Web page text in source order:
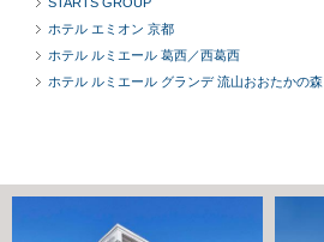
ホテル エミオン 京都
ホテル ルミエール 葛西／西葛西
ホテル ルミエール グランデ 流山おおたかの森